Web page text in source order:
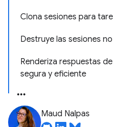
Clona sesiones para
Destruye las sesiones
Renderiza respuestas
segura y eficiente
Maud Nalpas